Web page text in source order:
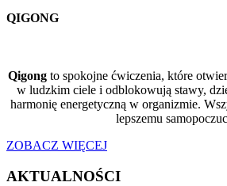
QIGONG
Qigong to spokojne ćwiczenia, które
w ludzkim ciele i odblokowują stawy,
harmonię energetyczną w organizmie.
lepszemu
ZOBACZ WIĘCEJ
AKTUALNOŚCI